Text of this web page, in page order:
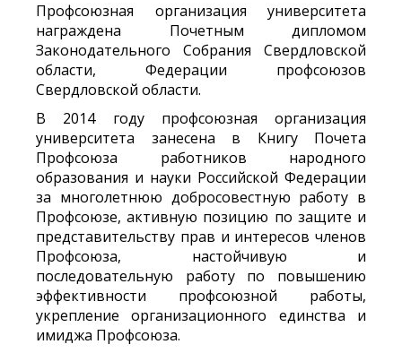
Профсоюзная организация университета
награждена Почетным дипломом
Законодательного Собрания Свердловской
области, Федерации профсоюзов
Свердловской области.
В 2014 году профсоюзная организация
университета занесена в Книгу Почета
Профсоюза работников народного
образования и науки Российской Федерации
за многолетнюю добросовестную работу в
Профсоюзе, активную позицию по защите и
представительству прав и интересов членов
Профсоюза, настойчивую и
последовательную работу по повышению
эффективности профсоюзной работы,
укрепление организационного единства и
имиджа Профсоюза.